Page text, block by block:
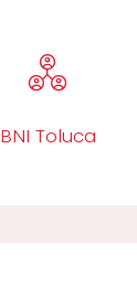
BNI Toluca​